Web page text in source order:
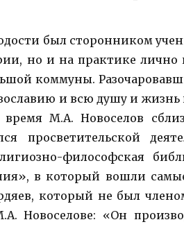
был сторонником
но и на практике лично
коммуны.
и всю душу и жизнь
М.А. Новоселов
просветительской
философская
в который вошли
который не был
Новоселове: «Он